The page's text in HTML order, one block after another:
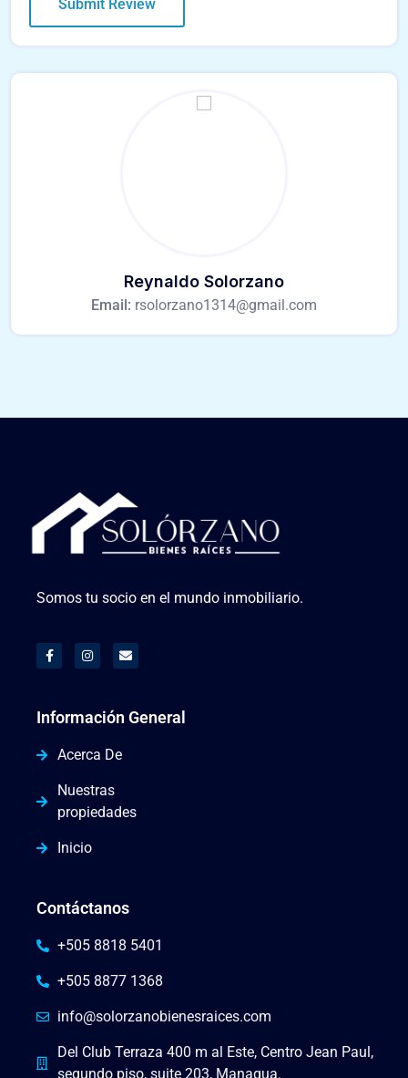
Reynaldo Solorzano
Email: rsolorzano1314@gmail.com
Somos tu socio en el mundo inmobiliario.
Información General
Acerca De
Nuestras
propiedades
Inicio
Contáctanos
+505 8818 5401
+505 8877 1368
info@solorzanobienesraices.com
Del Club Terraza 400 m al Este, Centro Jean Paul,
segundo piso, suite 203, Managua.